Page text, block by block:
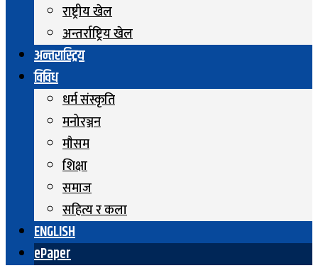
राष्ट्रीय खेल
अन्तर्राष्ट्रिय खेल
अन्तरास्ट्रिय
विविध
धर्म संस्कृति
मनोरञ्जन
माैसम
शिक्षा
समाज
सहित्य र कला
ENGLISH
ePaper